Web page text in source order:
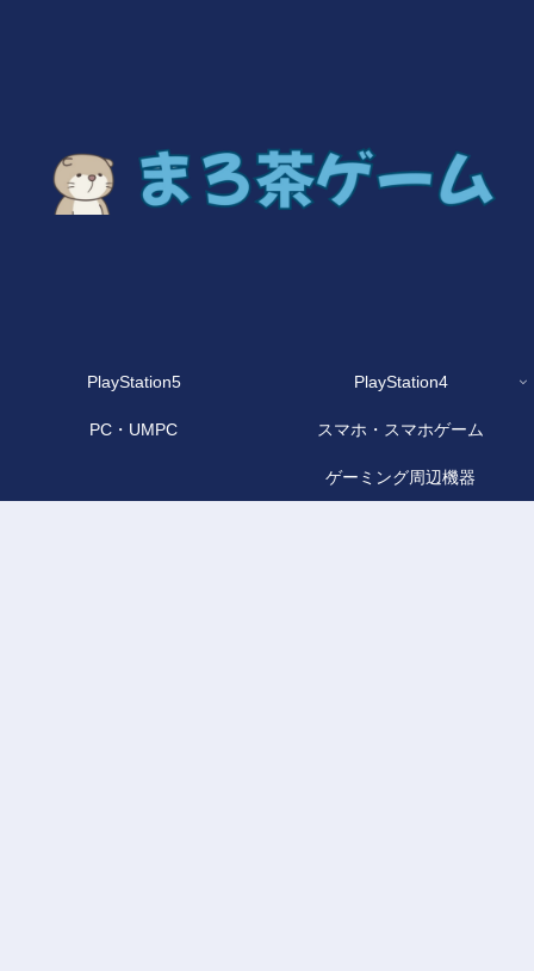
PlayStation5 PlayStation4
PC・UMPC スマホ・スマホゲーム
ゲーミング周辺機器